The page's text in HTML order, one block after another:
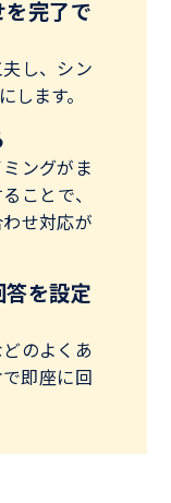
完了で
し、シン
します。
ングがま
ことで、
せ対応が
を設定
どのよくあ
即座に回